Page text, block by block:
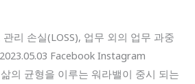
리 손실(LOSS), 업무 외의 업무 과중
Facebook Instagram
의 균형을 이루는 워라밸이 중시 되는